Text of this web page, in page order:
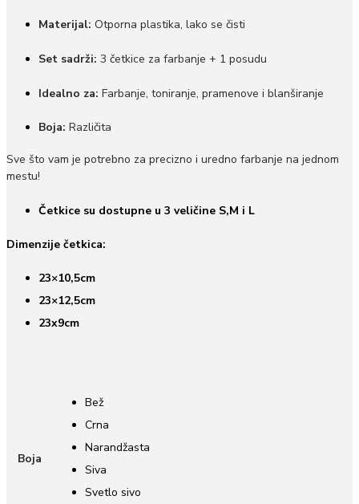
Materijal: Otporna plastika, lako se čisti
Set sadrži: 3 četkice za farbanje + 1 posudu
Idealno za: Farbanje, toniranje, pramenove i blanširanje
Boja: Različita
Sve što vam je potrebno za precizno i uredno farbanje na jednom
mestu!
Četkice su dostupne u 3 veličine S,M i L
Dimenzije četkica:
23×10,5cm
23×12,5cm
23x9cm
Boja
Bež
Crna
Narandžasta
Siva
Svetlo sivo